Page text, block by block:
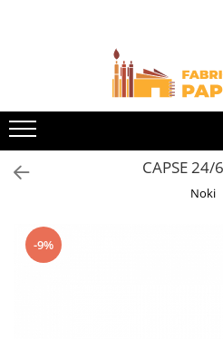
Toate Produsele
Hartie si articole din hartie
Hartie pentru copiator si cartoane
Hartie color pentru copiator
Papetarie personalizata
Notes adeziv si index adeziv
Bloc Notes-uri brosate
CAPSE 24/
Noki
-9%